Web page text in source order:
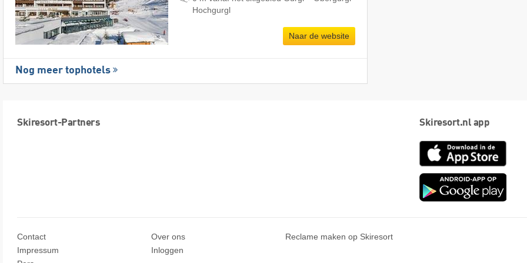
Hochgurgl
Naar de website
Nog meer tophotels
Skiresort-Partners Skiresort.nl app
App
Contact
Impressum
Over ons
Inloggen
Reclame maken op Skiresort